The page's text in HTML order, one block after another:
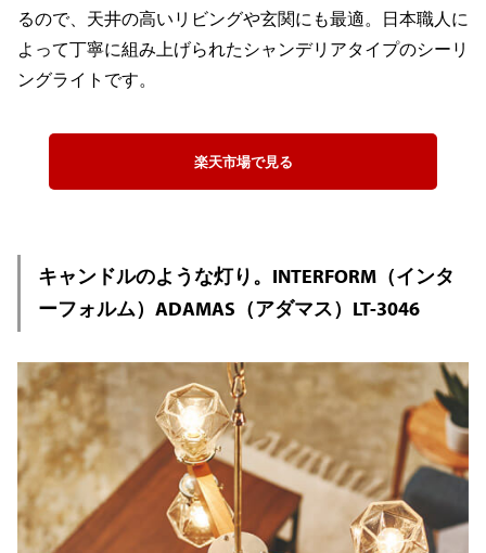
るので、天井の高いリビングや玄関にも最適。日本職人に
よって丁寧に組み上げられたシャンデリアタイプのシーリ
ングライトです。
楽天市場で見る
キャンドルのような灯り。INTERFORM（インタ
ーフォルム）ADAMAS（アダマス）LT-3046